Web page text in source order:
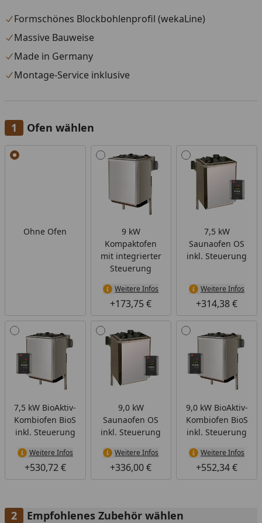
Formschönes Blockbohlenprofil (wekaLine)
Massive Bauweise
Made in Germany
Montage-Service inklusive
Ofen wählen
Alle anzeigen (6)
Ohne Ofen
9 kW
Kompaktofen
mit integrierter
Steuerung
Weitere Infos
+173,75 €
7,5 kW
Saunaofen OS
inkl. Steuerung
Weitere Infos
+314,38 €
7,5 kW BioAktiv-
Kombiofen BioS
inkl. Steuerung
Weitere Infos
+530,72 €
9,0 kW
Saunaofen OS
inkl. Steuerung
Weitere Infos
+336,00 €
9,0 kW BioAktiv-
Kombiofen BioS
inkl. Steuerung
Weitere Infos
+552,34 €
Empfohlenes Zubehör wählen